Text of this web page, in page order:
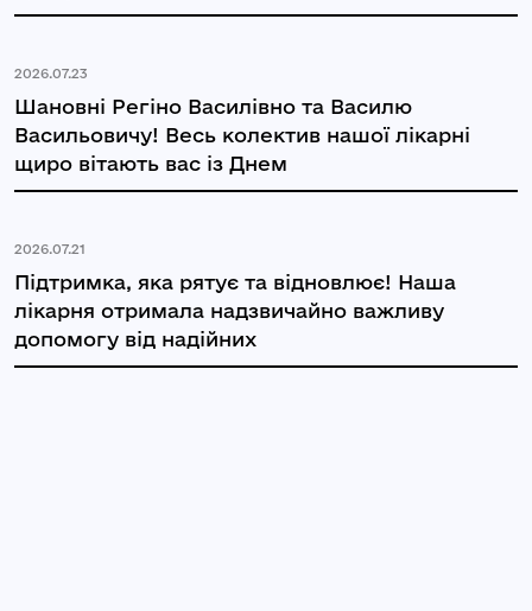
2026.07.23
Шановні Регіно Василівно та Василю
Васильовичу! Весь колектив нашої лікарні
щиро вітають вас із Днем
2026.07.21
Підтримка, яка рятує та відновлює! Наша
лікарня отримала надзвичайно важливу
допомогу від надійних